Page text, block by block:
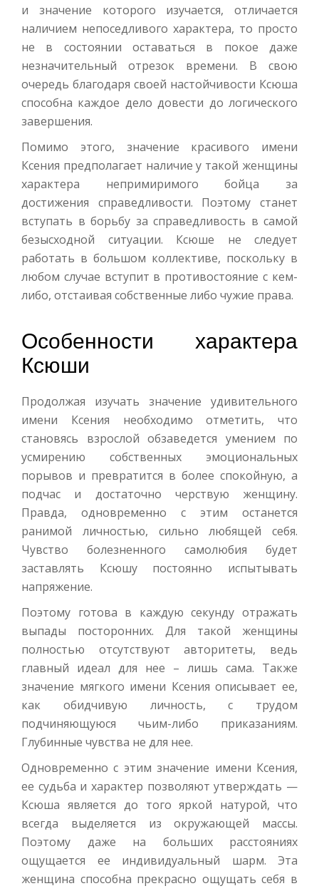
и значение которого изучается, отличается
наличием непоседливого характера, то просто
не в состоянии оставаться в покое даже
незначительный отрезок времени. В свою
очередь благодаря своей настойчивости Ксюша
способна каждое дело довести до логического
завершения.
Помимо этого, значение красивого имени
Ксения предполагает наличие у такой женщины
характера непримиримого бойца за
достижения справедливости. Поэтому станет
вступать в борьбу за справедливость в самой
безысходной ситуации. Ксюше не следует
работать в большом коллективе, поскольку в
любом случае вступит в противостояние с кем-
либо, отстаивая собственные либо чужие права.
Особенности характера
Ксюши
Продолжая изучать значение удивительного
имени Ксения необходимо отметить, что
становясь взрослой обзаведется умением по
усмирению собственных эмоциональных
порывов и превратится в более спокойную, а
подчас и достаточно черствую женщину.
Правда, одновременно с этим останется
ранимой личностью, сильно любящей себя.
Чувство болезненного самолюбия будет
заставлять Ксюшу постоянно испытывать
напряжение.
Поэтому готова в каждую секунду отражать
выпады посторонних. Для такой женщины
полностью отсутствуют авторитеты, ведь
главный идеал для нее – лишь сама. Также
значение мягкого имени Ксения описывает ее,
как обидчивую личность, с трудом
подчиняющуюся чьим-либо приказаниям.
Глубинные чувства не для нее.
Одновременно с этим значение имени Ксения,
ее судьба и характер позволяют утверждать —
Ксюша является до того яркой натурой, что
всегда выделяется из окружающей массы.
Поэтому даже на больших расстояниях
ощущается ее индивидуальный шарм. Эта
женщина способна прекрасно ощущать себя в